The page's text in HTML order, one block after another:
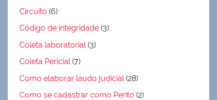
Circuito (6)
Código de integridade (3)
Coleta laboratorial(3)
Coleta Pericial(7)
Como elaborar laudo judicial (28)
Como se cadastrar como Perito (2)